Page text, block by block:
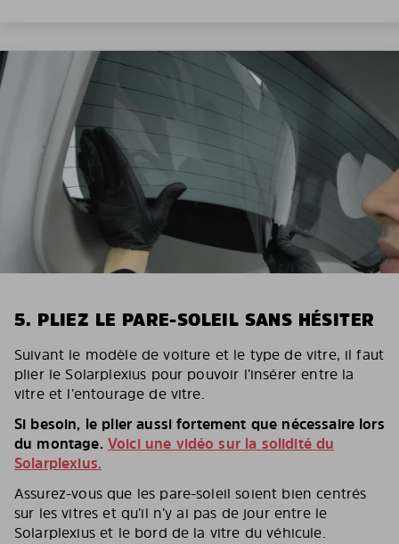
5. PLIEZ LE PARE-SOLEIL SANS HÉSITER
Suivant le modèle de voiture et le type de vitre, il faut
plier le Solarplexius pour pouvoir l’insérer entre la
vitre et l’entourage de vitre.
Si besoin, le plier aussi fortement que nécessaire lors
du montage. Voici une vidéo sur la solidité du
Solarplexius.
Assurez-vous que les pare-soleil soient bien centrés
sur les vitres et qu’il n’y ai pas de jour entre le
Solarplexius et le bord de la vitre du véhicule.